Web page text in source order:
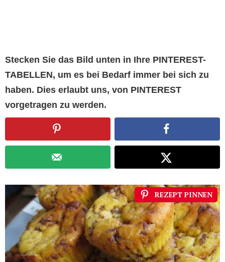
Stecken Sie das Bild unten in Ihre PINTEREST-
TABELLEN, um es bei Bedarf immer bei sich zu
haben. Dies erlaubt uns, von PINTEREST
vorgetragen zu werden.
REZEPT PINNEN